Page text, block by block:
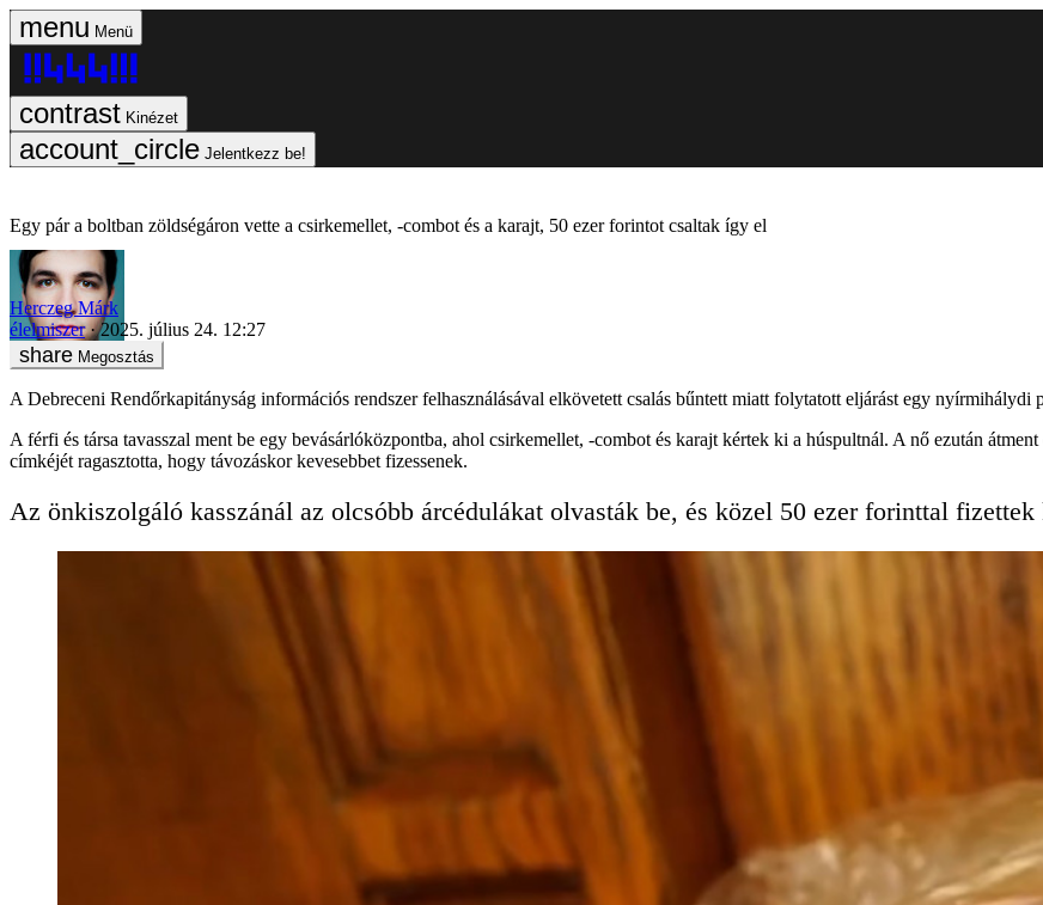
Menü
Kinézet
Jelentkezz be!
Egy pár a boltban zöldségáron vette a csirkemellet, -combot és a karajt, 50 ezer forintot csaltak így el
Herczeg Márk
élelmiszer
2025. július 24. 12:27
Megosztás
A Debreceni Rendőrkapitányság információs rendszer felhasználásával elkövetett csalás bűntett miatt folytatott eljárást egy nyírmihálydi
A férfi és társa tavasszal ment be egy bevásárlóközpontba, ahol csirkemellet, -combot és karajt kértek ki a húspultnál. A nő ezután
címkéjét ragasztotta, hogy távozáskor kevesebbet fizessenek.
Az önkiszolgáló kasszánál az olcsóbb árcédulákat olvasták be, és közel 50 ezer forinttal